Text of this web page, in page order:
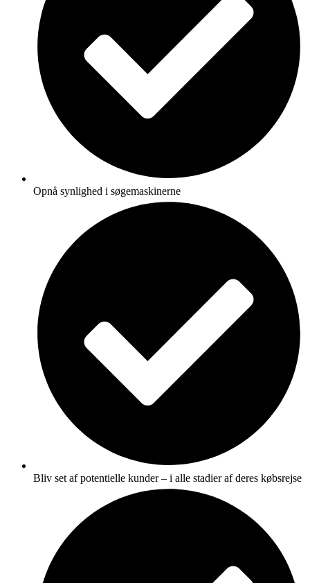
Opnå synlighed i søgemaskinerne
Bliv set af potentielle kunder – i alle stadier af deres købsrejse